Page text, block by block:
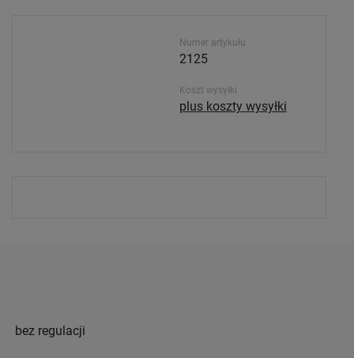
Numer artykułu
2125
Koszt wysyłki
plus koszty wysyłki
bez regulacji